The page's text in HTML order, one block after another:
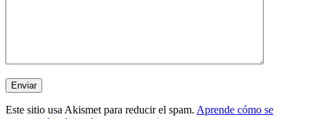
Este sitio usa Akismet para reducir el spam. Aprende cómo se